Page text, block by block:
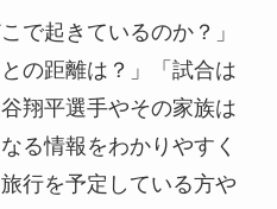
で起きているのか？」
の距離は？」「試合は
翔平選手やその家族は
る情報をわかりやすく
行を予定している方や